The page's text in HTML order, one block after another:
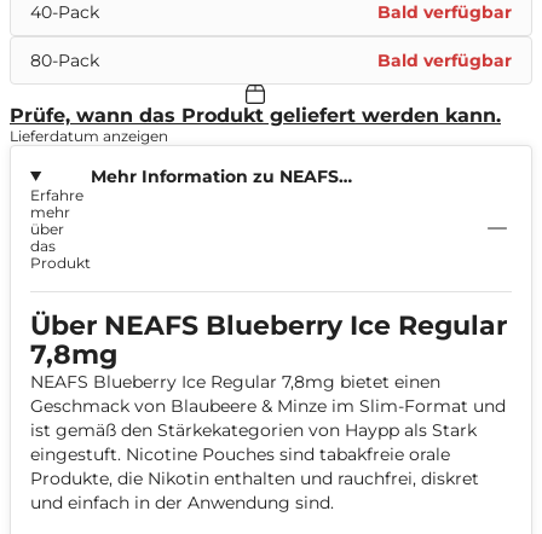
40-Pack Bald verfügbar
80-Pack Bald verfügbar
Prüfe, wann das Produkt geliefert werden kann.
Lieferdatum anzeigen
Mehr Information zu NEAFS
Erfahre
mehr
über
das
Produkt
Über NEAFS Blueberry Ice Regular
7,8mg
NEAFS Blueberry Ice Regular 7,8mg bietet einen
Geschmack von Blaubeere & Minze im Slim-Format und
ist gemäß den Stärkekategorien von Haypp als Stark
eingestuft. Nicotine Pouches sind tabakfreie orale
Produkte, die Nikotin enthalten und rauchfrei, diskret
und einfach in der Anwendung sind.